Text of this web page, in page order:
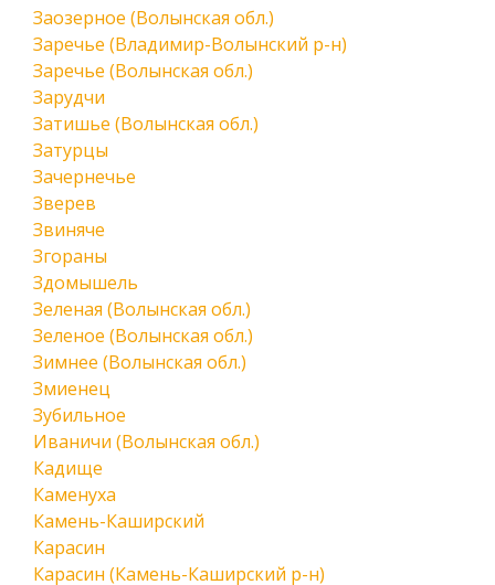
Заозерное (Волынская обл.)
Заречье (Владимир-Волынский р-н)
Заречье (Волынская обл.)
Зарудчи
Затишье (Волынская обл.)
Затурцы
Зачернечье
Зверев
Звиняче
Згораны
Здомышель
Зеленая (Волынская обл.)
Зеленое (Волынская обл.)
Зимнее (Волынская обл.)
Змиенец
Зубильное
Иваничи (Волынская обл.)
Кадище
Каменуха
Камень-Каширский
Карасин
Карасин (Камень-Каширский р-н)